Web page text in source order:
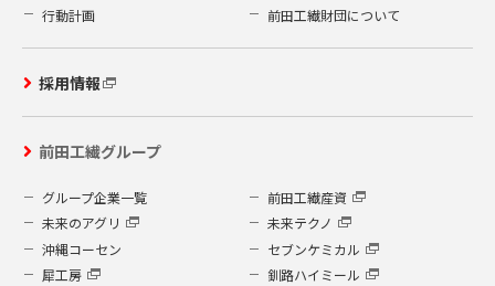
行動計画
前田工繊財団について
採用情報
前田工繊グループ
グループ企業一覧
前田工繊産資
未来のアグリ
未来テクノ
沖縄コーセン
セブンケミカル
犀工房
釧路ハイミール